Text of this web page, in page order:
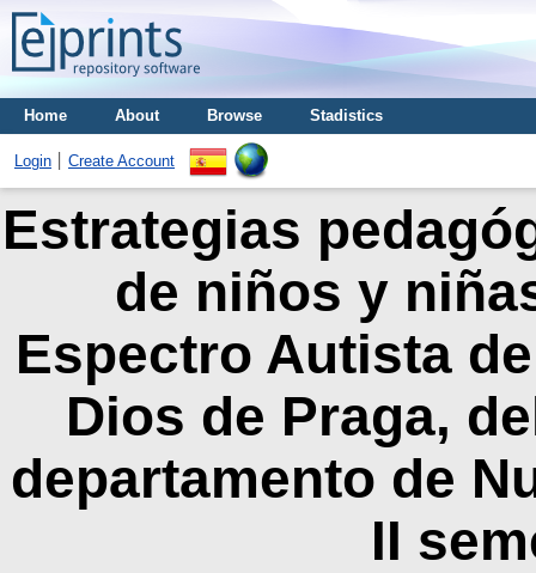
Home About Browse Stadistics
Login Create Account
Estrategias
de niños y
Espectro Autista
Dios de Praga,
departamento de
II